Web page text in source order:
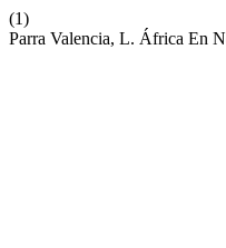
(1)
Parra Valencia, L. África En